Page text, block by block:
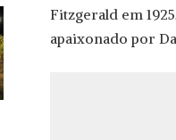
Fitzgerald em
apaixonado por